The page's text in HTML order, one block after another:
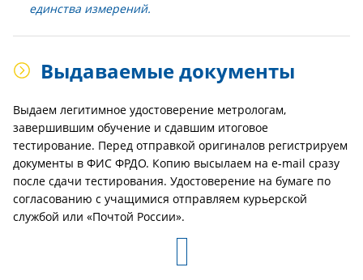
единства измерений.
Выдаваемые документы
Выдаем легитимное удостоверение метрологам,
завершившим обучение и сдавшим итоговое
тестирование. Перед отправкой оригиналов регистрируем
документы в ФИС ФРДО. Копию высылаем на e-mail сразу
после сдачи тестирования. Удостоверение на бумаге по
согласованию с учащимися отправляем курьерской
службой или «Почтой России».